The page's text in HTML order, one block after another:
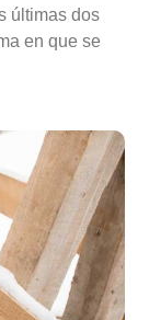
últimas dos
en que se